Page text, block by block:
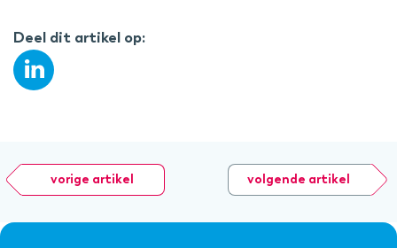
Deel dit artikel op:
vorige artikel volgende artikel